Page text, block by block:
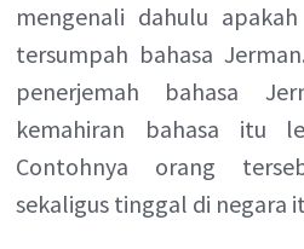
mengenali dahulu
tersumpah bahasa
penerjemah bahasa
kemahiran bahasa itu
Contohnya orang
sekaligus tinggal di negara